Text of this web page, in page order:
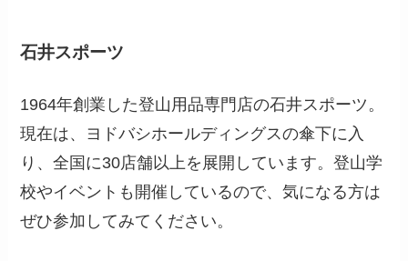
石井スポーツ
1964年創業した登山用品専門店の石井スポーツ。
現在は、ヨドバシホールディングスの傘下に入
り、全国に30店舗以上を展開しています。登山学
校やイベントも開催しているので、気になる方は
ぜひ参加してみてください。